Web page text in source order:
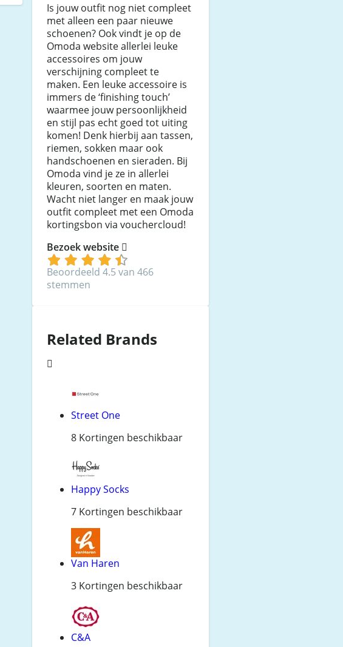
Is jouw outfit nog niet compleet
met alleen een paar nieuwe
schoenen? Ook vindt je op de
Omoda website allerlei leuke
accessoires om jouw
verschijning compleet te
maken. Een leuke accessoire is
immers de ‘finishing touch’
waarmee jouw persoonlijkheid
en stijl pas echt goed tot uiting
komen! Denk hierbij aan tassen,
riemen, sokken maar ook
handschoenen en sieraden. Bij
Omoda vind je ze in allerlei
kleuren, soorten en maten.
Wacht niet langer en maak jouw
outfit compleet met een Omoda
kortingsbon via vouchercloud!
Bezoek website
Beoordeeld 4.5 van 466
stemmen
Related Brands
Street One
8 Kortingen beschikbaar
Happy Socks
7 Kortingen beschikbaar
Van Haren
3 Kortingen beschikbaar
C&A